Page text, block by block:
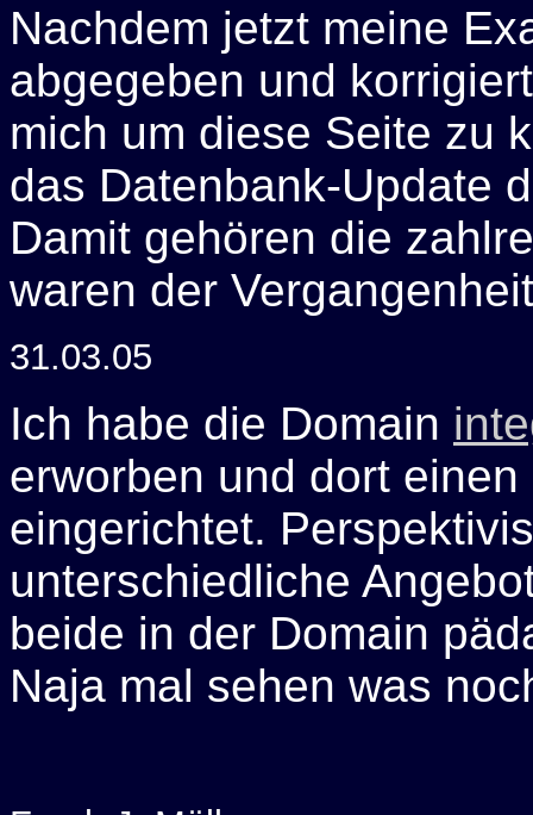
Nachdem jetzt meine
abgegeben und
mich um diese Seite zu
das Datenbank-Update
Damit gehören die
waren der
31.03.05
Ich habe die Domain
erworben und dort
eingerichtet.
unterschiedliche
beide in der Domain
Naja mal sehen was